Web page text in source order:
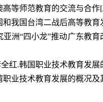
高等师范教育的交流与合作
和我国台湾二战后高等教育
亚洲“四小龙”推动广东教
红.韩国职业技术教育发展
职业技术教育发展的概况